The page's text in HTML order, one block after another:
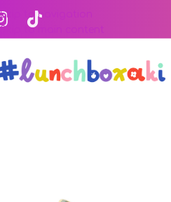
Skip to navigation
Skip to main content